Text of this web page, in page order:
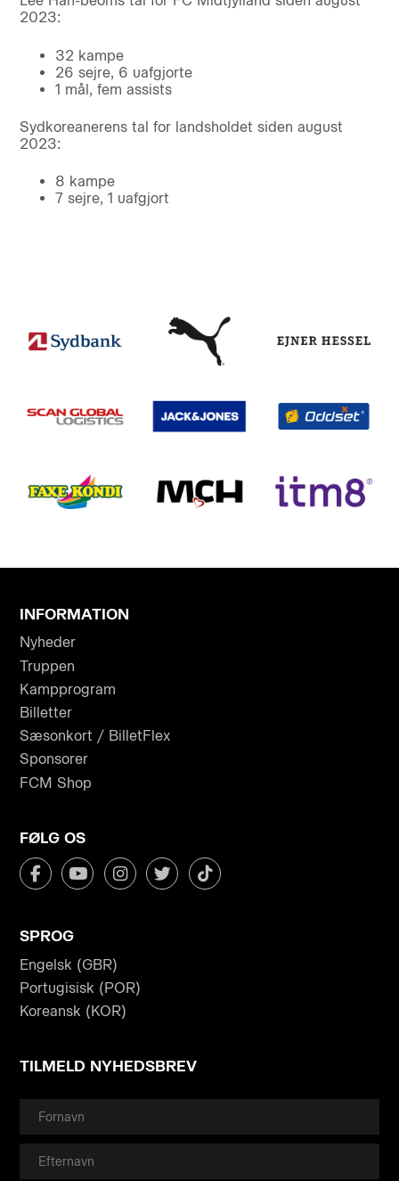
2023:
32 kampe
26 sejre, 6 uafgjorte
1 mål, fem assists
Sydkoreanerens tal for landsholdet siden august
2023:
8 kampe
7 sejre, 1 uafgjort
INFORMATION
Nyheder
Truppen
Kampprogram
Billetter
Sæsonkort / BilletFlex
Sponsorer
FCM Shop
FØLG OS
SPROG
Engelsk (GBR)
Portugisisk (POR)
Koreansk (KOR)
TILMELD NYHEDSBREV